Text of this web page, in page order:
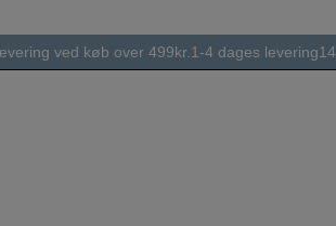
ved køb over 499kr. 1-4 dages levering